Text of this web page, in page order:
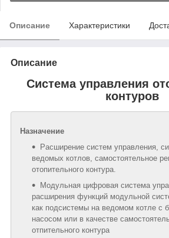
Описание Характеристики
Описание
Система управления
контуров
Назначение
Расширение систем управления,
ведомых котлов, самостоятельное
отопительного контура.
Модульная цифровая система
расширения функций модульной
как подсистемы на ведомом котле с
насосом или в качестве
отпительного контура